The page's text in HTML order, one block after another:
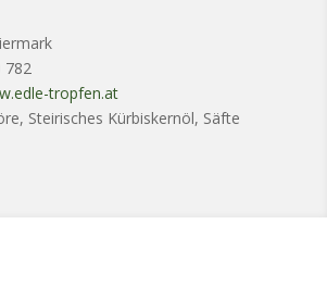
782
tropfen.at
Steirisches Kürbiskernöl, Säfte